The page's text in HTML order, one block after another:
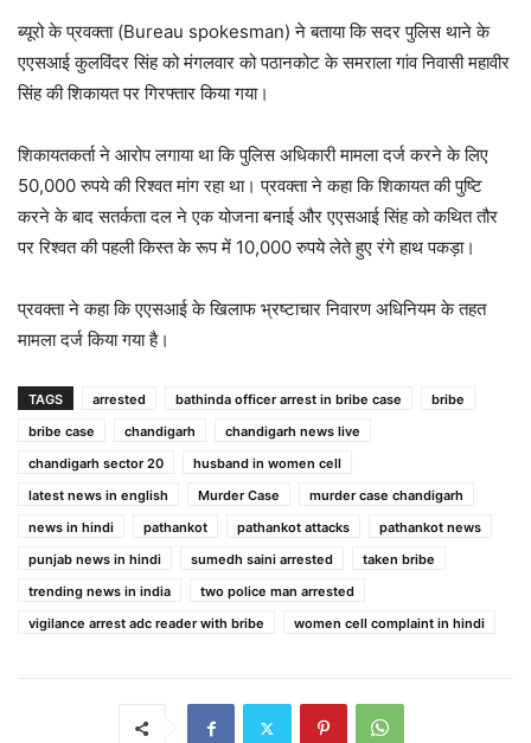
ब्यूरो के प्रवक्ता (Bureau spokesman) ने बताया कि सदर पुलिस थाने के
एएसआई कुलविंदर सिंह को मंगलवार को पठानकोट के समराला गांव निवासी महावीर
सिंह की शिकायत पर गिरफ्तार किया गया।
शिकायतकर्ता ने आरोप लगाया था कि पुलिस अधिकारी मामला दर्ज करने के लिए
50,000 रुपये की रिश्वत मांग रहा था। प्रवक्ता ने कहा कि शिकायत की पुष्टि
करने के बाद सतर्कता दल ने एक योजना बनाई और एएसआई सिंह को कथित तौर
पर रिश्वत की पहली किस्त के रूप में 10,000 रुपये लेते हुए रंगे हाथ पकड़ा।
प्रवक्ता ने कहा कि एएसआई के खिलाफ भ्रष्टाचार निवारण अधिनियम के तहत
मामला दर्ज किया गया है।
TAGS arrested bathinda officer arrest in bribe case
bribe
bribe case
chandigarh
chandigarh news live
chandigarh sector 20
husband in women cell
latest news in english
Murder Case
murder case chandigarh
news in hindi
pathankot pathankot attacks
pathankot news
punjab news in hindi
sumedh saini arrested
taken bribe
trending news in india
two police man arrested
vigilance arrest adc reader with bribe
women cell complaint in hindi